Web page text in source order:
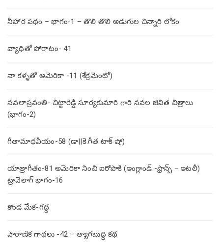
నీహార పథం – భాగం-1 – తొలి తొలి అడుగుల చిన్నారి లోకం
వ్యాధితో పోరాటం- 41
నా కళ్ళతో అమెరికా -11 (శేక్రమెంటో)
నవలాస్రవంతి- చిట్టారెడ్డి సూర్యకుమారి గారి నవల జీవిత చిత్రాలు
(భాగం-2)
గీతామాధవీయం-58 (డా||కె.గీత టాక్ షో)
యాత్రాగీతం-81 అమెరికా నించి ఐరోపాకి (ఇంగ్లాండ్ -ఫ్రాన్స్ – ఇటలీ)
ట్రావెలాగ్ భాగం-16
కొండ మేక-గద్ద
పౌరాణిక గాథలు -42 – త్యాగబుద్ధి కథ